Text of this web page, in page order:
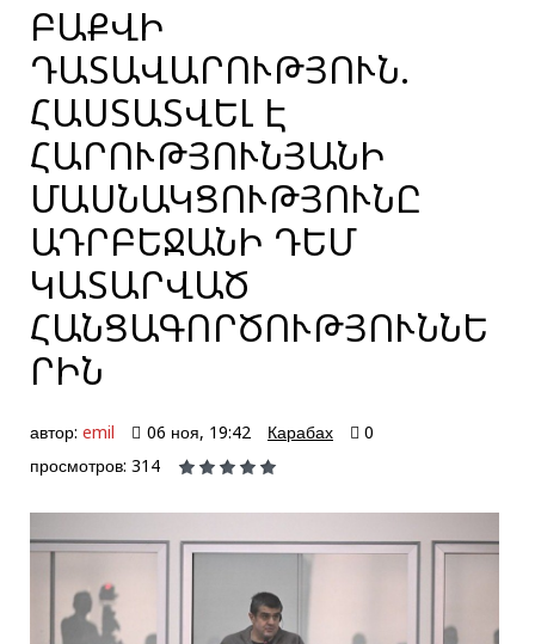
ԲԱՔՎԻ
ԴԱՏԱՎԱՐՈՒԹՅՈՒՆ.
ՀԱՍՏԱՏՎԵԼ Է
ՀԱՐՈՒԹՅՈՒՆՅԱՆԻ
ՄԱՍՆԱԿՑՈՒԹՅՈՒՆԸ
ԱԴՐԲԵՋԱՆԻ ԴԵՄ
ԿԱՏԱՐՎԱԾ
ՀԱՆՑԱԳՈՐԾՈՒԹՅՈՒՆՆԵ
ՐԻՆ
автор: emil 06 ноя, 19:42 Карабах
0
просмотров: 314